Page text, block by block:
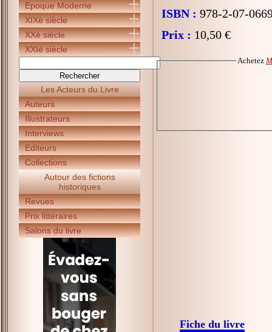
Epoque Moderne
XIXè siècle
XXè siècle
XXIè siècle
Les Acteurs du Livre
Auteurs
Illustrateurs
Interviews
Editeurs
Collections
Autour des fictions
historiques
Revues
Prix littéraires
Salons du livre
ISBN : 978-2-07-
Prix : 10,50 €
Achetez
Fiche du livre